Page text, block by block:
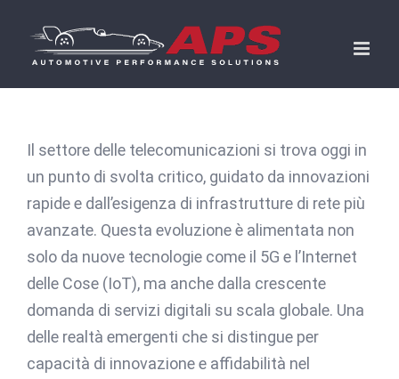
content
Il settore delle telecomunicazioni si trova oggi in
un punto di svolta critico, guidato da innovazioni
rapide e dall’esigenza di infrastrutture di rete più
avanzate. Questa evoluzione è alimentata non
solo da nuove tecnologie come il 5G e l’Internet
delle Cose (IoT), ma anche dalla crescente
domanda di servizi digitali su scala globale. Una
delle realtà emergenti che si distingue per
capacità di innovazione e affidabilità nel